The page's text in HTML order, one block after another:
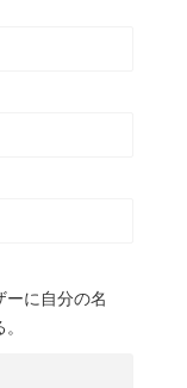
ーに自分の名